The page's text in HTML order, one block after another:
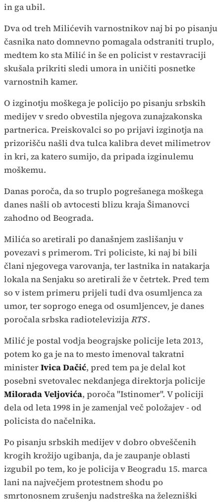
in ga ubil.
Dva od treh Milićevih varnostnikov naj bi po pisanju
časnika nato domnevno pomagala odstraniti truplo,
medtem ko sta Milić in še en policist v restavraciji
skušala prikriti sledi umora in uničiti posnetke
varnostnih kamer.
O izginotju moškega je policijo po pisanju srbskih
medijev v sredo obvestila njegova zunajzakonska
partnerica. Preiskovalci so po prijavi izginotja na
prizorišču našli dva tulca kalibra devet milimetrov
in kri, za katero sumijo, da pripada izginulemu
moškemu.
Danas poroča, da so truplo pogrešanega moškega
danes našli ob avtocesti blizu kraja Šimanovci
zahodno od Beograda.
Milića so aretirali po današnjem zaslišanju v
povezavi s primerom. Tri policiste, ki naj bi bili
člani njegovega varovanja, ter lastnika in natakarja
lokala na Senjaku so aretirali že v četrtek. Pred tem
so v istem primeru prijeli tudi dva osumljenca za
umor, ter soprogo enega od osumljencev, je danes
poročala srbska radiotelevizijaRTS.
Milić je postal vodja beograjske policije leta 2013,
potem ko ga je na to mesto imenoval takratni
ministerIvica Dačić, pred tem pa je delal kot
posebni svetovalec nekdanjega direktorja policije
Milorada Veljovića, poroča "Istinomer". V policiji
dela od leta 1998 in je zamenjal več položajev - od
policista do načelnika.
Po pisanju srbskih medijev v dobro obveščenih
krogih krožijo ugibanja, da je zaupanje oblasti
izgubil po tem, ko je policija v Beogradu 15. marca
lani na največjem protestnem shodu po
smrtonosnem zrušenju nadstreška na železniški